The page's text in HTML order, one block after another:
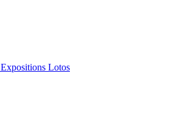
Expositions Lotos